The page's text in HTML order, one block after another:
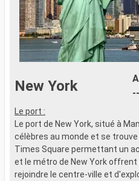
New York
Le port :
Le port de New York, situé à
célèbres au monde et se
Times Square permettant un
et le métro de New York
rejoindre le centre-ville et